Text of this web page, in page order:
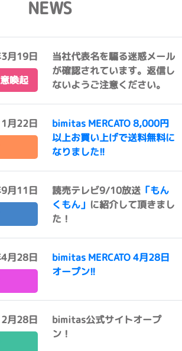
NEWS
月19日
喚起
当社代表名を騙る迷惑メール
が確認されています。返信し
ないようご注意ください。
月22日
bimitas MERCATO 8,000円
以上お買い上げで送料無料に
なりました!!
月11日
読売テレビ9/10放送 「もん
くもん」 に紹介して頂きまし
た！
月28日
bimitas MERCATO 4月28日
オープン!!
月28日
bimitas公式サイトオープ
ン！